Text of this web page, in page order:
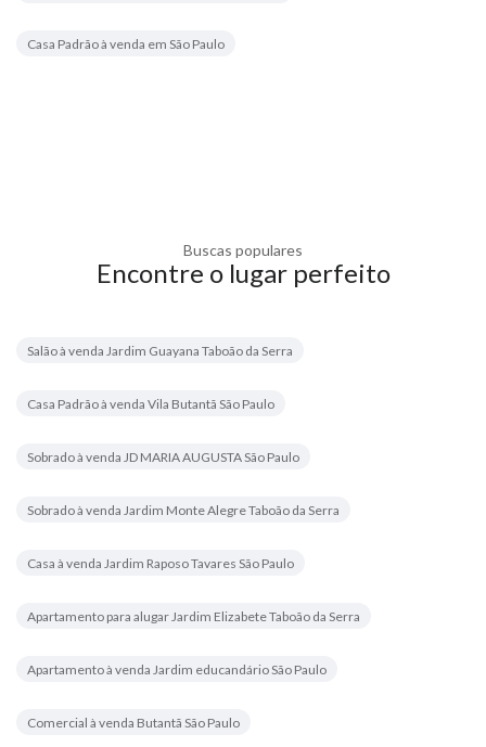
Casa Padrão à venda em São Paulo
Buscas populares
Encontre o lugar perfeito
Salão à venda Jardim Guayana Taboão da Serra
Casa Padrão à venda Vila Butantã São Paulo
Sobrado à venda JD MARIA AUGUSTA São Paulo
Sobrado à venda Jardim Monte Alegre Taboão da Serra
Casa à venda Jardim Raposo Tavares São Paulo
Apartamento para alugar Jardim Elizabete Taboão da Serra
Apartamento à venda Jardim educandário São Paulo
Comercial à venda Butantã São Paulo